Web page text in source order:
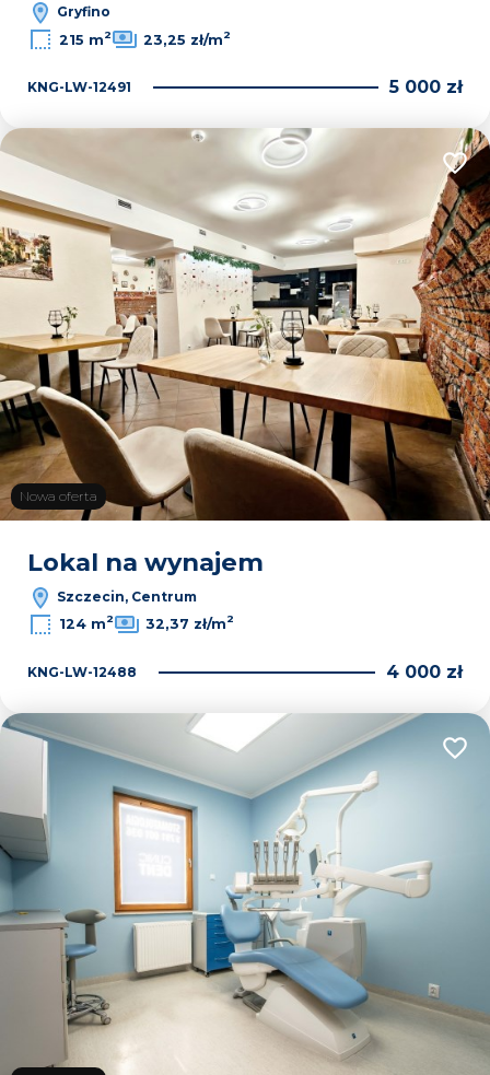
Gryfino
215 m2 23,25 zł/m2
KNG-LW-12491 5 000 zł
Nowa oferta
Lokal na wynajem
Szczecin, Centrum
124 m2 32,37 zł/m2
KNG-LW-12488 4 000 zł